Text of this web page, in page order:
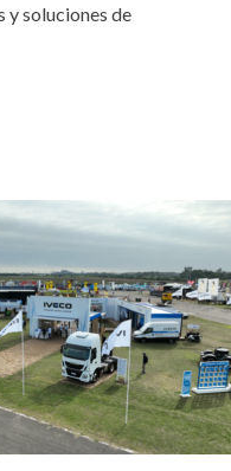
y soluciones de